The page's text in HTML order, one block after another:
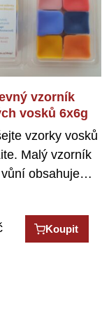
vzorník
vosků 6x6g
vzorky vosků
Malý vzorník
obsahuje…
Koupit
olejíček (30 ml)
vůně cedrového
esence z
sekvojovce
celý…
Koupit
jahody (360g)
- vonný
- bílá
svíčka.…
Koupit